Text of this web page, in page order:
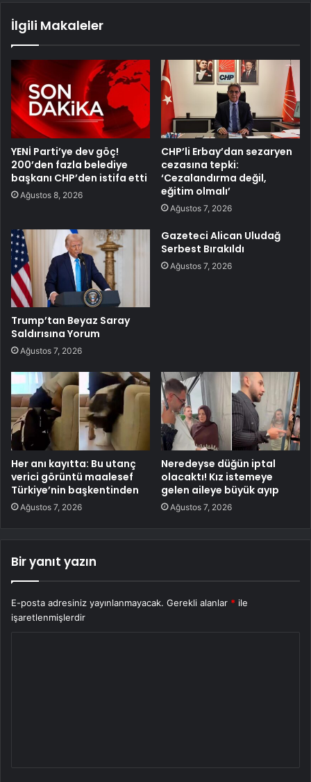
İlgili Makaleler
YENİ Parti’ye dev göç!
200’den fazla belediye
başkanı CHP’den istifa etti
Ağustos 8, 2026
CHP’li Erbay’dan sezaryen
cezasına tepki:
‘Cezalandırma değil,
eğitim olmalı’
Ağustos 7, 2026
Trump’tan Beyaz Saray
Saldırısına Yorum
Ağustos 7, 2026
Gazeteci Alican Uludağ
Serbest Bırakıldı
Ağustos 7, 2026
Her anı kayıtta: Bu utanç
verici görüntü maalesef
Türkiye’nin başkentinden
Ağustos 7, 2026
Neredeyse düğün iptal
olacaktı! Kız istemeye
gelen aileye büyük ayıp
Ağustos 7, 2026
Bir yanıt yazın
E-posta adresiniz yayınlanmayacak. Gerekli alanlar * ile
işaretlenmişlerdir